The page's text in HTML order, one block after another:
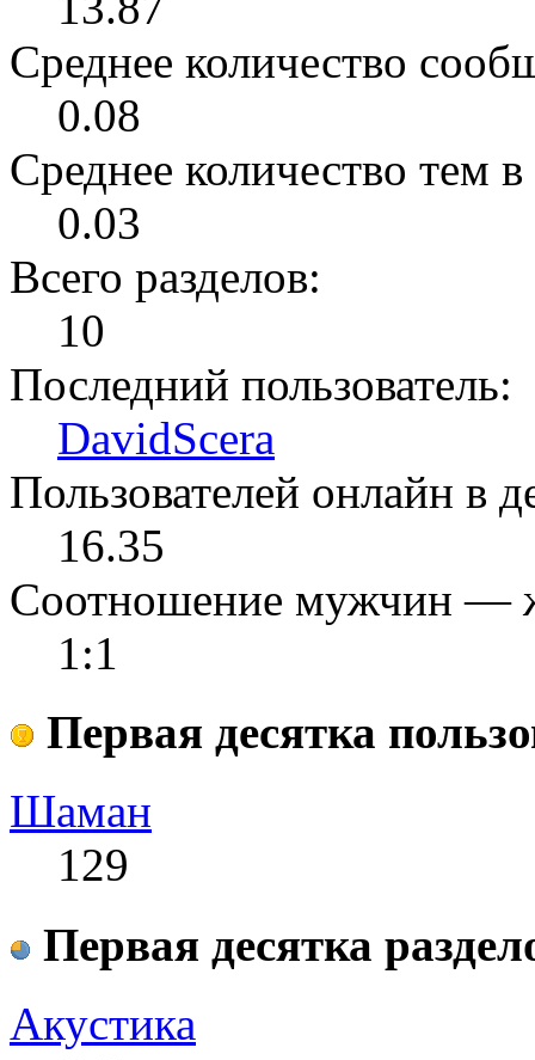
Среднее количество
0.08
Среднее количество тем
0.03
Всего разделов:
10
Последний пользователь:
DavidScera
Пользователей онлайн в
16.35
Соотношение мужчин —
1:1
Первая десятка
Шаман
129
Первая десятка
Акустика